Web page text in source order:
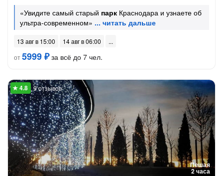
«Увидите самый старый парк Краснодара и узнаете об
ультра-современном»
13 авг в 15:00
14 авг в 06:00
от5999 ₽за всё до 7 чел.
Пешая
2 часа
9 отзывов